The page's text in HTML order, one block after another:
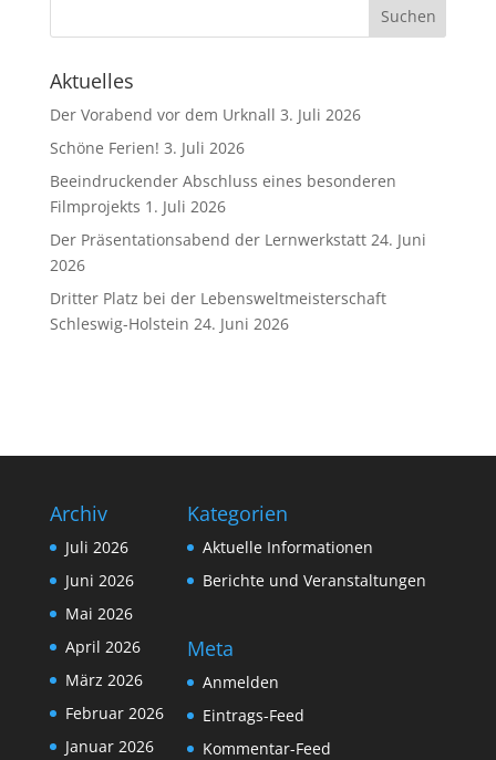
Aktuelles
Der Vorabend vor dem Urknall 3. Juli 2026
Schöne Ferien! 3. Juli 2026
Beeindruckender Abschluss eines besonderen
Filmprojekts 1. Juli 2026
Der Präsentationsabend der Lernwerkstatt 24. Juni
2026
Dritter Platz bei der Lebensweltmeisterschaft
Schleswig-Holstein 24. Juni 2026
Archiv
Juli 2026
Juni 2026
Mai 2026
April 2026
März 2026
Februar 2026
Januar 2026
Kategorien
Aktuelle Informationen
Berichte und Veranstaltungen
Meta
Anmelden
Eintrags-Feed
Kommentar-Feed